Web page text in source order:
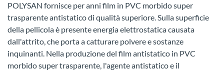
POLYSAN fornisce per anni film in PVC morbido super
trasparente antistatico di qualità superiore. Sulla superficie
della pellicola è presente energia elettrostatica causata
dall'attrito, che porta a catturare polvere e sostanze
inquinanti. Nella produzione del film antistatico in PVC
morbido super trasparente, l'agente antistatico e il